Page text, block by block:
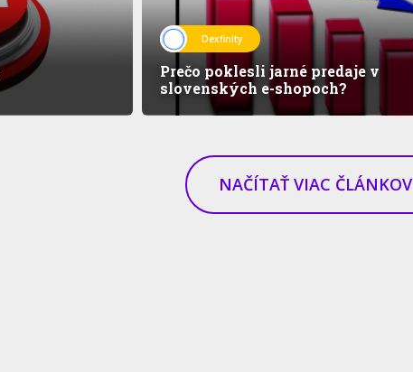
Dexfinity
Prečo poklesli jarné predaje v
slovenských e-shopoch?
NAČÍTAŤ VIAC ČLÁNKOV